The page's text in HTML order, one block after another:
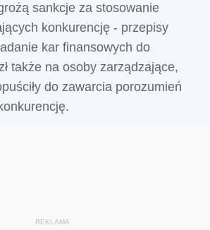
sankcje za stosowanie
konkurencję - przepisy
kar finansowych do
także na osoby zarządzające,
do zawarcia porozumień
REKLAMA